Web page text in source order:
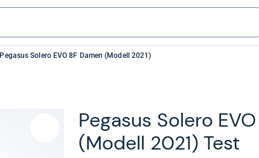
Pegasus Solero EVO 8F Damen (Modell 2021)
Pega­sus Solero
(Modell 2021) Test